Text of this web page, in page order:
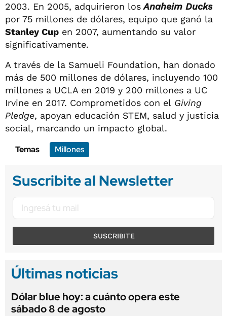
2003. En 2005, adquirieron losAnaheim Ducks
por 75 millones de dólares, equipo que ganó la
Stanley Cup en 2007, aumentando su valor
significativamente.
A través de la Samueli Foundation, han donado
más de 500 millones de dólares, incluyendo 100
millones a UCLA en 2019 y 200 millones a UC
Irvine en 2017. Comprometidos con el Giving
Pledge, apoyan educación STEM, salud y justicia
social, marcando un impacto global.
Temas
Millones
Suscribite al Newsletter
SUSCRIBITE
Últimas noticias
Dólar blue hoy: a cuánto opera este
sábado 8 de agosto